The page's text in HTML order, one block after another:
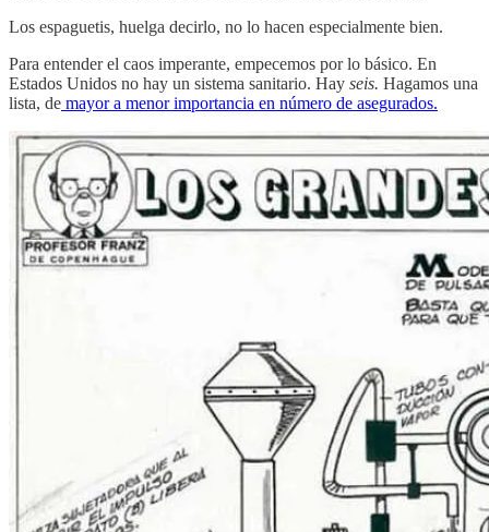
Los espaguetis, huelga decirlo, no lo hacen especialmente bien.
Para entender el caos imperante, empecemos por lo básico. En
Estados Unidos no hay un sistema sanitario. Hay seis. Hagamos una
lista, de mayor a menor importancia en número de asegurados.